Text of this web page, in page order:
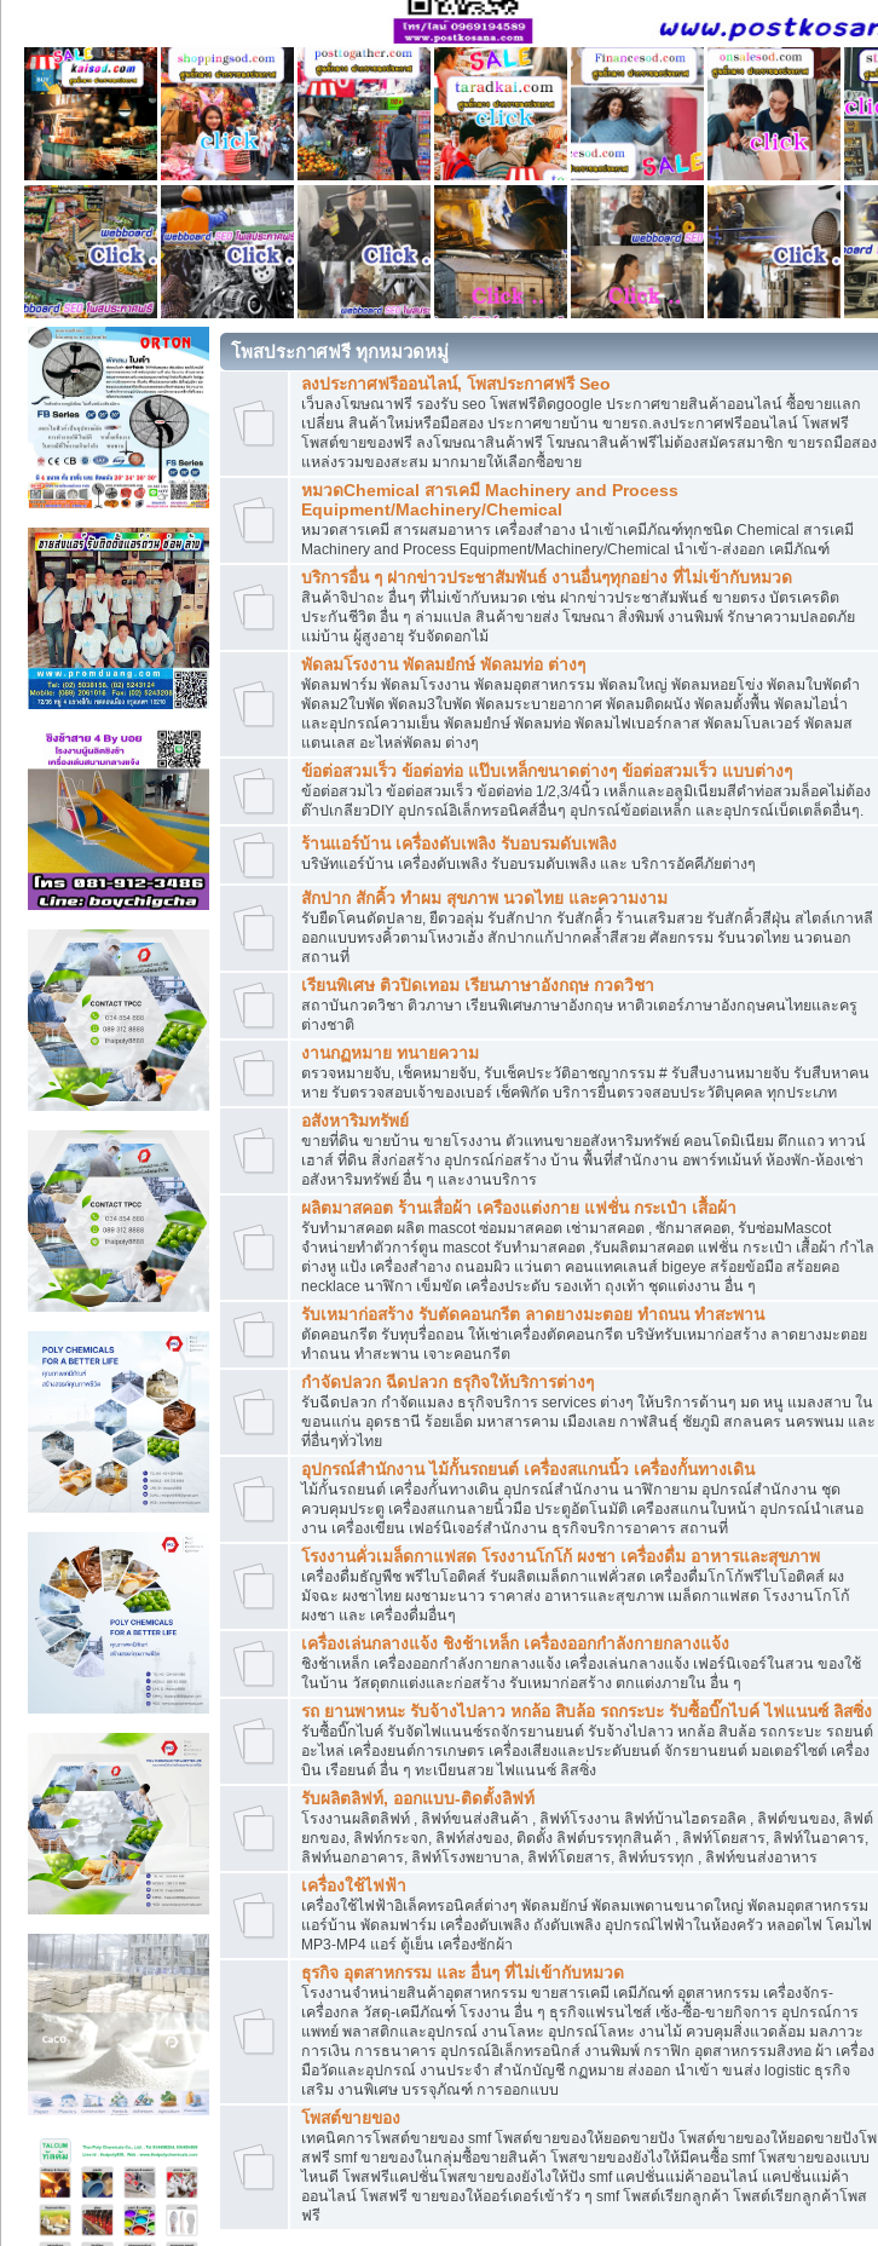
โพสประกาศฟรี ทุกหมวดหมู่
ลงประกาศฟรีออนไลน์, โพสประกาศฟรี Seo
เว็บลงโฆษณาฟรี รองรับ seo โพสฟรีติดgoogle ประกาศขายสินค้าออนไลน์ ซื้อขายแลก
เปลี่ยน สินค้าใหม่หรือมือสอง ประกาศขายบ้าน ขายรถ.ลงประกาศฟรีออนไลน์ โพสฟรี
โพสต์ขายของฟรี ลงโฆษณาสินค้าฟรี โฆษณาสินค้าฟรีไม่ต้องสมัครสมาชิก ขายรถมือสอง
แหล่งรวมของสะสม มากมายให้เลือกซื้อขาย
หมวดChemical สารเคมี Machinery and Process
Equipment/Machinery/Chemical
หมวดสารเคมี สารผสมอาหาร เครื่องสำอาง นำเข้าเคมีภัณฑ์ทุกชนิด Chemical สารเคมี
Machinery and Process Equipment/Machinery/Chemical นำเข้า-ส่งออก เคมีภัณฑ์
บริการอื่น ๆ ฝากข่าวประชาสัมพันธ์ งานอื่นๆทุกอย่าง ที่ไม่เข้ากับหมวด
สินค้าจิปาถะ อื่นๆ ที่ไม่เข้ากับหมวด เช่น ฝากข่าวประชาสัมพันธ์ ขายตรง บัตรเครดิต
ประกันชีวิต อื่น ๆ ล่ามแปล สินค้าขายส่ง โฆษณา สิ่งพิมพ์ งานพิมพ์ รักษาความปลอดภัย
แม่บ้าน ผู้สูงอายุ รับจัดดอกไม้
พัดลมโรงงาน พัดลมยํกษ์ พัดลมท่อ ต่างๆ
พัดลมฟาร์ม พัดลมโรงงาน พัดลมอุตสาหกรรม พัดลมใหญ่ พัดลมหอยโข่ง พัดลมใบพัดดำ
พัดลม2ใบพัด พัดลม3ใบพัด พัดลมระบายอากาศ พัดลมติดผนัง พัดลมตั้งพื้น พัดลมไอน่ำ
และอุปกรณ์ความเย็น พัดลมยํกษ์ พัดลมท่อ พัดลมไฟเบอร์กลาส พัดลมโบลเวอร์ พัดลมส
แตนเลส อะไหล่พัดลม ต่างๆ
ข้อต่อสวมเร็ว ข้อต่อท่อ แป๊บเหล็กขนาดต่างๆ ข้อต่อสวมเร็ว แบบต่างๆ
ข้อต่อสวมไว ข้อต่อสวมเร็ว ข้อต่อท่อ 1/2,3/4นิ้ว เหล็กและอลูมิเนียมสีดำท่อสวมล็อคไม่ต้อง
ต๊าปเกลียวDIY อุปกรณ์อิเล็กทรอนิคส์อื่นๆ อุปกรณ์ข้อต่อเหล็ก และอุปกรณ์เบ็ดเตล็ดอื่นๆ.
ร้านแอร์บ้าน เครื่องดับเพลิง รับอบรมดับเพลิง
บริษัทแอร์บ้าน เครื่องดับเพลิง รับอบรมดับเพลิง และ บริการอัคคีภัยต่างๆ
สักปาก สักคิ้ว ทำผม สุขภาพ นวดไทย และความงาม
รับยืดโคนดัดปลาย, ยืดวอลุ่ม รับสักปาก รับสักคิ้ว ร้านเสริมสวย รับสักคิ้วสีฝุ่น สไตล์เกาหลี
ออกแบบทรงคิ้วตามโหงวเฮ้ง สักปากแก้ปากคล้ำสีสวย ศัลยกรรม รับนวดไทย นวดนอก
สถานที่
เรียนพิเศษ ติวปิดเทอม เรียนภาษาอังกฤษ กวดวิชา
สถาบันกวดวิชา ติวภาษา เรียนพิเศษภาษาอังกฤษ หาติวเตอร์ภาษาอังกฤษคนไทยและครู
ต่างชาติ
งานกฏหมาย ทนายความ
ตรวจหมายจับ, เช็คหมายจับ, รับเช็คประวัติอาชญากรรม # รับสืบงานหมายจับ รับสืบหาคน
หาย รับตรวจสอบเจ้าของเบอร์ เช็คพิกัด บริการยื่นตรวจสอบประวัติบุคคล ทุกประเภท
อสังหาริมทรัพย์
ขายที่ดิน ขายบ้าน ขายโรงงาน ตัวแทนขายอสังหาริมทรัพย์ คอนโดมิเนียม ตึกแถว ทาวน์
เฮาส์ ที่ดิน สิ่งก่อสร้าง อุปกรณ์ก่อสร้าง บ้าน พื้นที่สำนักงาน อพาร์ทเม้นท์ ห้องพัก-ห้องเช่า
อสังหาริมทรัพย์ อื่น ๆ และงานบริการ
ผลิตมาสคอต ร้านเสื่อผ้า เครืองแต่งกาย แฟชั่น กระเป๋า เสื้อผ้า
รับทำมาสคอต ผลิต mascot ซ่อมมาสคอต เช่ามาสคอต , ซักมาสคอต, รับซ่อมMascot
จำหน่ายทำตัวการ์ตูน mascot รับทำมาสคอต ,รับผลิตมาสคอต แฟชั่น กระเป๋า เสื้อผ้า กำไล
ต่างหู แป้ง เครื่องสำอาง ถนอมผิว แว่นตา คอนแทคเลนส์ bigeye สร้อยข้อมือ สร้อยคอ
necklace นาฬิกา เข็มขัด เครื่องประดับ รองเท้า ถุงเท้า ชุดแต่งงาน อื่น ๆ
รับเหมาก่อสร้าง รับตัดคอนกรีต ลาดยางมะตอย ทำถนน ทำสะพาน
ตัดคอนกรีต รับทุบรื่อถอน ให้เช่าเครื่องตัดคอนกรีต บริษัทรับเหมาก่อสร้าง ลาดยางมะตอย
ทำถนน ทำสะพาน เจาะคอนกรีต
กำจัดปลวก ฉีดปลวก ธรุกิจให้บริการต่างๆ
รับฉีดปลวก กำจัดแมลง ธรุกิจบริการ services ต่างๆ ให้บริการด้านๆ มด หนู แมลงสาบ ใน
ขอนแก่น อุดรธานี ร้อยเอ็ด มหาสารคาม เมืองเลย กาฬสินธุ์ ชัยภูมิ สกลนคร นครพนม และ
ที่อื่นๆทั่วไทย
อุปกรณ์สำนักงาน ไม้กั้นรถยนต์ เครื่องสแกนนิ้ว เครื่องกั้นทางเดิน
ไม้กั้นรถยนต์ เครื่องกั้นทางเดิน อุปกรณ์สำนักงาน นาฬิกายาม อุปกรณ์สำนักงาน ชุด
ควบคุมประตู เครื่องสแกนลายนิ้วมือ ประตูอัตโนมัติ เครืองสแกนใบหน้า อุปกรณ์นำเสนอ
งาน เครื่องเขียน เฟอร์นิเจอร์สำนักงาน ธุรกิจบริการอาคาร สถานที่
โรงงานคั่วเมล็ดกาแฟสด โรงงานโกโก้ ผงชา เครื่องดื่ม อาหารและสุขภาพ
เครื่องดื่มธัญพืช พรีไบโอติคส์ รับผลิตเมล็ดกาแฟคั่วสด เครื่องดื่มโกโก้พรีไบโอติคส์ ผง
มัจฉะ ผงชาไทย ผงชามะนาว ราคาส่ง อาหารและสุขภาพ เมล็ดกาแฟสด โรงงานโกโก้
ผงชา และ เครื่องดื่มอื่นๆ
เครื่องเล่นกลางแจ้ง ชิงช้าเหล็ก เครื่องออกกำลังกายกลางแจ้ง
ชิงช้าเหล็ก เครื่องออกกำลังกายกลางแจ้ง เครื่องเล่นกลางแจ้ง เฟอร์นิเจอร์ในสวน ของใช้
ในบ้าน วัสดุตกแต่งและก่อสร้าง รับเหมาก่อสร้าง ตกแต่งภายใน อื่น ๆ
รถ ยานพาหนะ รับจ้างไปลาว หกล้อ สิบล้อ รถกระบะ รับซื้อบิ๊กไบค์ ไฟแนนซ์ ลิสซิ่ง
รับซื้อบิ๊กไบค์ รับจัดไฟแนนซ์รถจักรยานยนต์ รับจ้างไปลาว หกล้อ สิบล้อ รถกระบะ รถยนต์
อะไหล่ เครื่องยนต์การเกษตร เครื่องเสียงและประดับยนต์ จักรยานยนต์ มอเตอร์ไซต์ เครื่อง
บิน เรือยนต์ อื่น ๆ ทะเบียนสวย ไฟแนนซ์ ลิสซิ่ง
รับผลิตลิฟท์, ออกแบบ-ติดตั้งลิฟท์
โรงงานผลิตลิฟท์ , ลิฟท์ขนส่งสินค้า , ลิฟท์โรงงาน ลิฟท์บ้านไฮดรอลิค , ลิฟต์ขนของ, ลิฟต์
ยกของ, ลิฟท์กระจก, ลิฟท์ส่งของ, ติดตั้ง ลิฟต์บรรทุกสินค้า , ลิฟท์โดยสาร, ลิฟท์ในอาคาร,
ลิฟท์นอกอาคาร, ลิฟท์โรงพยาบาล, ลิฟท์โดยสาร, ลิฟท์บรรทุก , ลิฟท์ขนส่งอาหาร
เครื่องใช้ไฟฟ้า
เครื่องใช้ไฟฟ้าอิเล็คทรอนิคส์ต่างๆ พัดลมยักษ์ พัดลมเพดานขนาดใหญ่ พัดลมอุตสาหกรรม
แอร์บ้าน พัดลมฟาร์ม เครื่องดับเพลิง ถังดับเพลิง อุปกรณ์ไฟฟ้าในห้องครัว หลอดไฟ โคมไฟ
MP3-MP4 แอร์ ตู้เย็น เครื่องซักผ้า
ธุรกิจ อุตสาหกรรม และ อื่นๆ ที่ไม่เข้ากับหมวด
โรงงานจำหน่ายสินค้าอุตสาหกรรม ขายสารเคมี เคมีภัณฑ์ อุตสาหกรรม เครื่องจักร-
เครื่องกล วัสดุ-เคมีภัณฑ์ โรงงาน อื่น ๆ ธุรกิจแฟรนไชส์ เซ้ง-ซื้อ-ขายกิจการ อุปกรณ์การ
แพทย์ พลาสติกและอุปกรณ์ งานโลหะ อุปกรณ์โลหะ งานไม้ ควบคุมสิ่งแวดล้อม มลภาวะ
การเงิน การธนาคาร อุปกรณ์อิเล็กทรอนิกส์ งานพิมพ์ กราฟิก อุตสาหกรรมสิงทอ ผ้า เครื่อง
มือวัดและอุปกรณ์ งานประจำ สำนักบัญชี กฏหมาย ส่งออก นำเข้า ขนส่ง logistic ธุรกิจ
เสริม งานพิเศษ บรรจุภัณฑ์ การออกแบบ
โพสต์ขายของ
เทคนิคการโพสต์ขายของ smf โพสต์ขายของให้ยอดขายปัง โพสต์ขายของให้ยอดขายปังโพ
สฟรี smf ขายของในกลุ่มซื้อขายสินค้า โพสขายของยังไงให้มีคนซื้อ smf โพสขายของแบบ
ไหนดี โพสฟรีแคปชั่นโพสขายของยังไงให้ปัง smf แคปชั่นแม่ค้าออนไลน์ แคปชั่นแม่ค้า
ออนไลน์ โพสฟรี ขายของให้ออร์เดอร์เข้ารัว ๆ smf โพสต์เรียกลูกค้า โพสต์เรียกลูกค้าโพส
ฟรี